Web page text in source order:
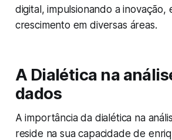
digital, impulsionando a inovação,
crescimento em diversas áreas.
A Dialética na
dados
A importância da dialética na
reside na sua capacidade de